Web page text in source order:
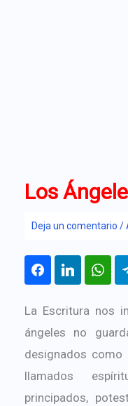
Los
Deja un comentario /
La Escritura nos
ángeles no
designados como
llamados
principados,